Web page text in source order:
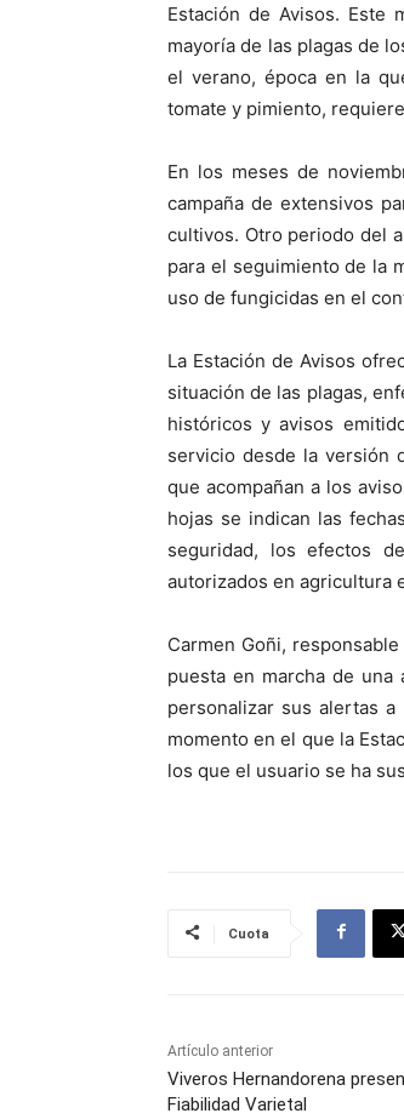
Estación de Avisos. Este
mayoría de las plagas de
el verano, época en la
tomate y pimiento,
En los meses de
campaña de extensivos
cultivos. Otro periodo del
para el seguimiento de la
uso de fungicidas en el
La Estación de Avisos
situación de las plagas,
históricos y avisos
servicio desde la versión
que acompañan a los
hojas se indican las
seguridad, los efectos
autorizados en agricultura
Carmen Goñi,
puesta en marcha de
personalizar sus alertas
momento en el que la
los que el usuario se ha
Cuota
Artículo anterior
Viveros Hernandorena
Fiabilidad Varietal